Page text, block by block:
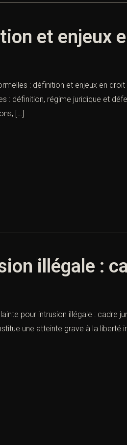
et enjeux
: définition et enjeux en
: définition, régime juridique et
[…]
illégale :
pour intrusion illégale : cadre
une atteinte grave à la liberté